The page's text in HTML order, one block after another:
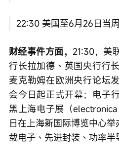
22:30 美国至6月26日当
财经事件方面， 21:30，美
行长拉加德、英国央行行
麦克勒姆在欧洲央行论坛
会今日起正式开幕；电
黑上海电子展（
日在上海新国际博览中心
载电子、先进封装、功率半